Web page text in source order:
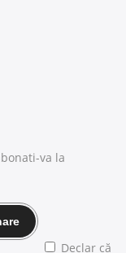
va la
Declar că